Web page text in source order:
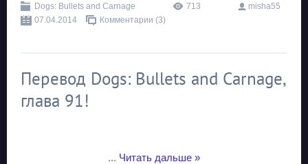
Dogs: Bullets and Carnage 713
misha55
07.04.2014
Комментарии (3)
Перевод Dogs: Bullets and Carnage,
глава 91!
... Читать дальше »